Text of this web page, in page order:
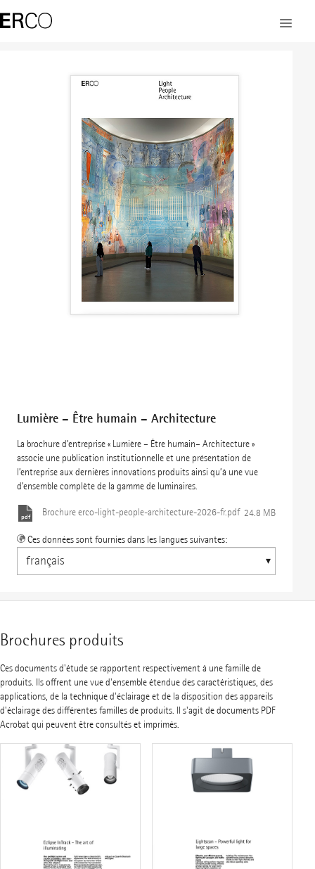
Lumière – Être humain – Architecture
La brochure d’entreprise « Lumière – Être humain– Architecture »
associe une publication institutionnelle et une présentation de
l’entreprise aux dernières innovations produits ainsi qu’à une vue
d’ensemble complète de la gamme de luminaires.
Brochureerco-light-people-architecture-2026-fr.pdf 24.8 MB
Ces données sont fournies dans les langues suivantes:
Brochures produits
Ces documents d'étude se rapportent respectivement à une famille de
produits. Ils offrent une vue d'ensemble étendue des caractéristiques, des
applications, de la technique d'éclairage et de la disposition des appareils
d'éclairage des différentes familles de produits. Il s'agit de documents PDF
Acrobat qui peuvent être consultés et imprimés.